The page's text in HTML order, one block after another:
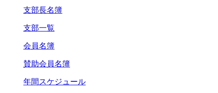
支部長名簿
支部一覧
会員名簿
賛助会員名簿
年間スケジュール